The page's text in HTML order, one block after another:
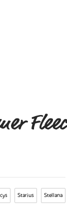
Starius Stellana